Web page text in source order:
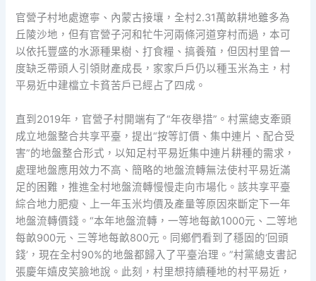
官營子村地處遼寧、內蒙古接壤，全村2.31萬畝耕地雖多為
丘陵沙地，但有官營子河和牤牛河兩條河道穿村而過，本可
以依托豐盛的水源種果樹、打食糧、搞養殖，但因村里曾一
度缺乏帶頭人引領財產成長，家家戶戶仍以種玉米為主，村
平易近中建檔立卡貧苦戶已經占了四成。
直到2019年，官營子村開端有了“年夜舉措”。村黨總支牽頭
成立地盤整合共享平臺，提出“按等訂價、集中連片、配合受
害”的地盤整合形式，以知足村平易近集中連片耕種的需求，
處理地盤應用效力不高、簡略的地盤流轉無法使村平易近滿
足的困難，推進全村地盤流轉慢慢走向市場化。該共享平臺
綜合地力肥瘦、上一年玉米均價及產量等原因來斷定下一年
地盤流轉價錢。“本年地盤流轉，一等地每畝1000元、二等地
每畝900元、三等地每畝800元。同鄉們看到了穩固的‘回頭
錢’，現在全村90%的地盤都歸入了平臺治理。”村黨總支書記
張慶年嬉皮笑臉地說。此刻，村里想持續種地的村平易近，